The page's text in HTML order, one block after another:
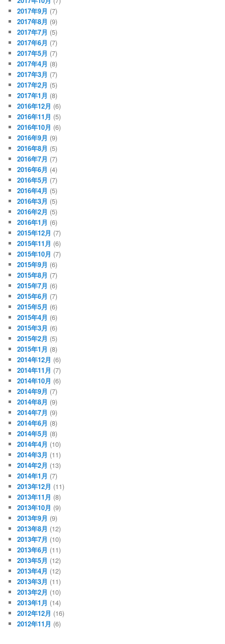
2017年9月 (7)
2017年8月 (9)
2017年7月 (5)
2017年6月 (7)
2017年5月 (7)
2017年4月 (8)
2017年3月 (7)
2017年2月 (5)
2017年1月 (8)
2016年12月 (6)
2016年11月 (5)
2016年10月 (6)
2016年9月 (9)
2016年8月 (5)
2016年7月 (7)
2016年6月 (4)
2016年5月 (7)
2016年4月 (5)
2016年3月 (5)
2016年2月 (5)
2016年1月 (6)
2015年12月 (7)
2015年11月 (6)
2015年10月 (7)
2015年9月 (6)
2015年8月 (7)
2015年7月 (6)
2015年6月 (7)
2015年5月 (6)
2015年4月 (6)
2015年3月 (6)
2015年2月 (5)
2015年1月 (8)
2014年12月 (6)
2014年11月 (7)
2014年10月 (6)
2014年9月 (7)
2014年8月 (9)
2014年7月 (9)
2014年6月 (8)
2014年5月 (8)
2014年4月 (10)
2014年3月 (11)
2014年2月 (13)
2014年1月 (7)
2013年12月 (11)
2013年11月 (8)
2013年10月 (9)
2013年9月 (9)
2013年8月 (12)
2013年7月 (10)
2013年6月 (11)
2013年5月 (12)
2013年4月 (12)
2013年3月 (11)
2013年2月 (10)
2013年1月 (14)
2012年12月 (16)
2012年11月 (6)